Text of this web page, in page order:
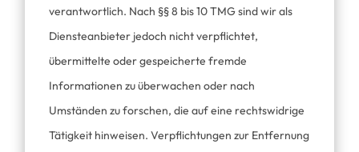
verantwortlich. Nach §§ 8 bis 10 TMG sind wir als
Diensteanbieter jedoch nicht verpflichtet,
übermittelte oder gespeicherte fremde
Informationen zu überwachen oder nach
Umständen zu forschen, die auf eine rechtswidrige
Tätigkeit hinweisen. Verpflichtungen zur Entfernung